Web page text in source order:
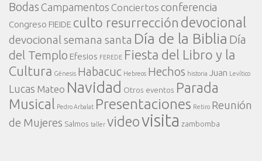
Bodas Campamentos Conciertos conferencia
Congreso FIEIDE culto resurrección devocional
devocional semana santa Día de la Biblia Día
del Templo Efesios FEREDE Fiesta del Libro y la
Cultura Génesis Habacuc Hebreos Hechos historia Juan Levítico
Lucas Mateo Navidad Otros eventos Parada
Musical
Pedro Arbalat Presentaciones Retiro Reunión
de Mujeres Salmos taller videovisita zambomba